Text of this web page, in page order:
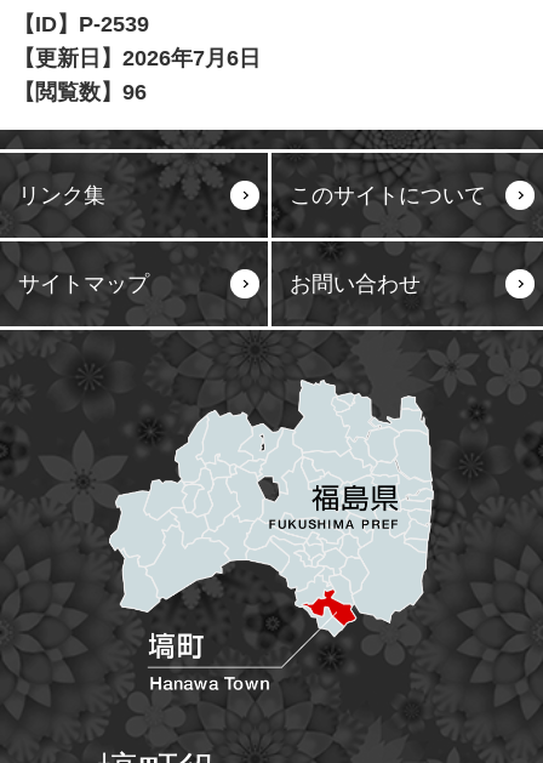
【ID】 P-2539
【更新日】2026年7月6日
【閲覧数】96
リンク集 このサイトについて
サイトマップ お問い合わせ
塙町